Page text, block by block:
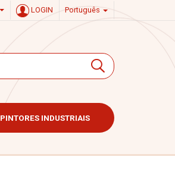
LOGIN Português
PINTORES INDUSTRIAIS